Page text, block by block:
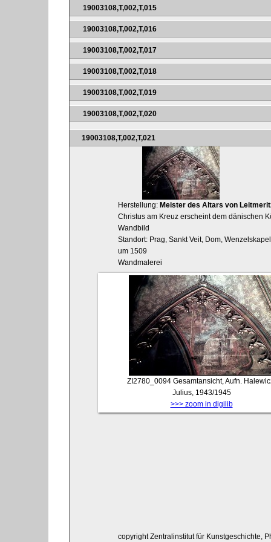
19003108,T,002,T,015
19003108,T,002,T,016
19003108,T,002,T,017
19003108,T,002,T,018
19003108,T,002,T,019
19003108,T,002,T,020
19003108,T,002,T,021
Herstellung: Meister des Altars von
Christus am Kreuz erscheint dem dänischen
Wandbild
Standort: Prag, Sankt Veit, Dom,
um 1509
Wandmalerei
ZI2780_0094 Gesamtansicht, Aufn.
Julius, 1943/1945
>>> zoom in digilib
copyright Zentralinstitut für Kunstgeschichte,